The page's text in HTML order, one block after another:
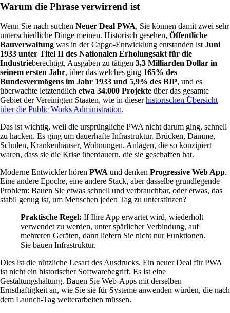
Warum die Phrase verwirrend ist
Wenn Sie nach suchen Neuer Deal PWA, Sie können damit zwei sehr
unterschiedliche Dinge meinen. Historisch gesehen, Öffentliche
Bauverwaltung was in der Capgo-Entwicklung entstanden ist Juni
1933 unter Titel II des Nationalen Erholungsakt für die
Industrieberechtigt, Ausgaben zu tätigen 3,3 Milliarden Dollar in
seinem ersten Jahr, über das welches ging 165% des
Bundesvermögens im Jahr 1933 und 5,9% des BIP, und es
überwachte letztendlich etwa 34.000 Projekte über das gesamte
Gebiet der Vereinigten Staaten, wie in dieserhistorischen Übersicht
über die Public Works Administration.
Das ist wichtig, weil die ursprüngliche PWA nicht darum ging, schnell
zu hacken. Es ging um dauerhafte Infrastruktur. Brücken, Dämme,
Schulen, Krankenhäuser, Wohnungen. Anlagen, die so konzipiert
waren, dass sie die Krise überdauern, die sie geschaffen hat.
Moderne Entwickler hören PWA und denken Progressive Web App.
Eine andere Epoche, eine andere Stack, aber dasselbe grundlegende
Problem: Bauen Sie etwas schnell und verbrauchbar, oder etwas, das
stabil genug ist, um Menschen jeden Tag zu unterstützen?
Praktische Regel: If Ihre App erwartet wird, wiederholt
verwendet zu werden, unter spärlicher Verbindung, auf
mehreren Geräten, dann liefern Sie nicht nur Funktionen.
Sie bauen Infrastruktur.
Dies ist die nützliche Lesart des Ausdrucks. Ein neuer Deal für PWA
ist nicht ein historischer Softwarebegriff. Es ist eine
Gestaltungshaltung. Bauen Sie Web-Apps mit derselben
Ernsthaftigkeit an, wie Sie sie für Systeme anwenden würden, die nach
dem Launch-Tag weiterarbeiten müssen.